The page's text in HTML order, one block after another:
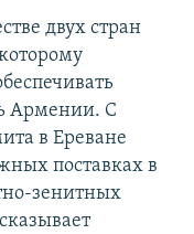
двух стран
Армении. C
в Ереване
поставках в
зенитных